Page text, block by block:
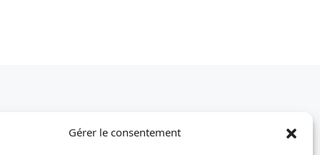
Gérer le consentement